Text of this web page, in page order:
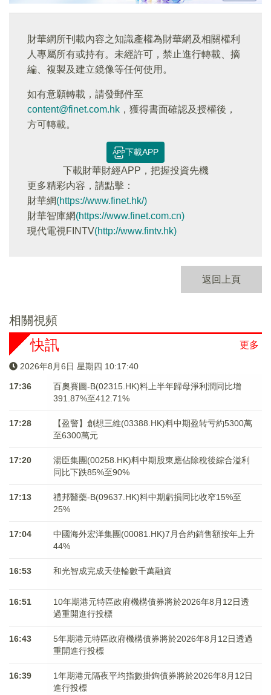
財華網所刊載內容之知識產權為財華網及相關權利
人專屬所有或持有。未經許可，禁止進行轉載、摘
編、複製及建立鏡像等任何使用。
如有意願轉載，請發郵件至
content@finet.com.hk ，獲得書面確認及授權後，
方可轉載。
下載APP
下載財華財經APP，把握投資先機
更多精彩内容，請點擊：
財華網(https://www.finet.hk/)
財華智庫網(https://www.finet.com.cn)
現代電視FINTV(http://www.fintv.hk)
返回上頁
相關視頻
更多
快訊
2026年8月6日 星期四 10:17:40
17:36
百奧賽圖-B(02315.HK)料上半年歸母淨利潤同比增
391.87%至412.71%
17:28
【盈警】創想三維(03388.HK)料中期盈转亏約5300萬
至6300萬元
17:20
湯臣集團(00258.HK)料中期股東應佔除稅後綜合溢利
同比下跌85%至90%
17:13
禮邦醫藥-B(09637.HK)料中期虧損同比收窄15%至
25%
17:04
中國海外宏洋集團(00081.HK)7月合約銷售額按年上升
44%
16:53 和光智成完成天使輪數千萬融資
16:51
10年期港元特區政府機構債券將於2026年8月12日透
過重開進行投標
16:43
5年期港元特區政府機構債券將於2026年8月12日透過
重開進行投標
16:39
1年期港元隔夜平均指數掛鉤債券將於2026年8月12日
進行投標